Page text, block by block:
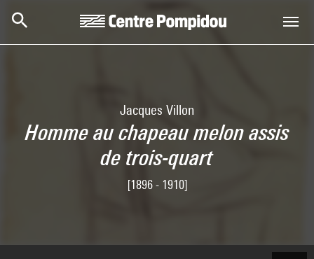
Jacques Villon
Homme au chapeau melon assis
de trois-quart
[1896 - 1910]